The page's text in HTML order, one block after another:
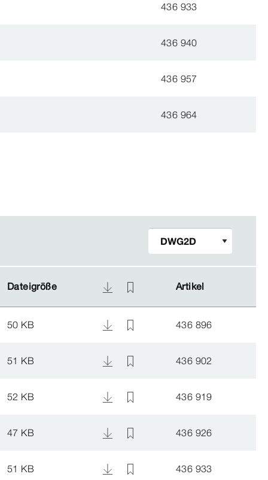
436 933
436 940
436 957
436 964
Dateigröße Artikel
Dateigröße Artikel
50 KB 436 896
51 KB 436 902
52 KB 436 919
47 KB 436 926
51 KB 436 933